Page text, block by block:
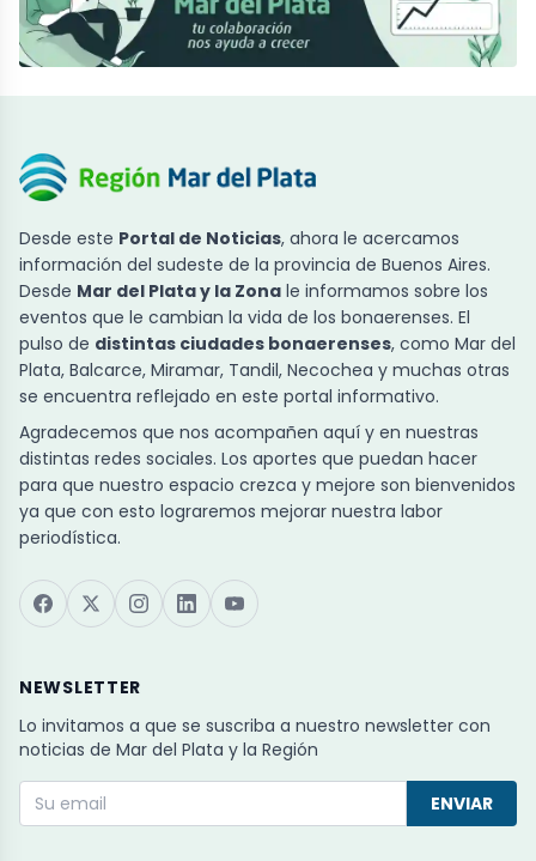
Desde este Portal de Noticias, ahora le acercamos
información del sudeste de la provincia de Buenos Aires.
Desde Mar del Plata y la Zona le informamos sobre los
eventos que le cambian la vida de los bonaerenses. El
pulso de distintas ciudades bonaerenses, como Mar del
Plata, Balcarce, Miramar, Tandil, Necochea y muchas otras
se encuentra reflejado en este portal informativo.
Agradecemos que nos acompañen aquí y en nuestras
distintas redes sociales. Los aportes que puedan hacer
para que nuestro espacio crezca y mejore son bienvenidos
ya que con esto lograremos mejorar nuestra labor
periodística.
NEWSLETTER
Lo invitamos a que se suscriba a nuestro newsletter con
noticias de Mar del Plata y la Región
ENVIAR